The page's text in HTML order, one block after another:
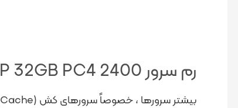
رم سرور HP 32GB PC4 2400: